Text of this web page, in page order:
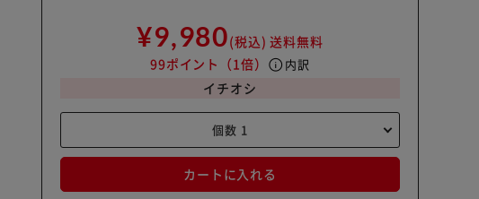
¥9,980(税込) 送料無料
99ポイント （1倍） info 内訳
イチオシ
カートに入れる